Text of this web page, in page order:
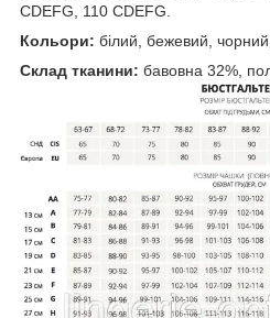
CDEFG, 110 CDEFG.
Кольори: білий, бежевий, чорний,
Склад тканини: бавовна 32%,